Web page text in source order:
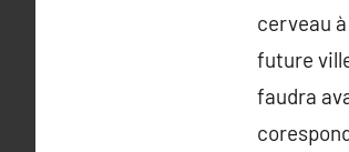
cerveau
future
faudra